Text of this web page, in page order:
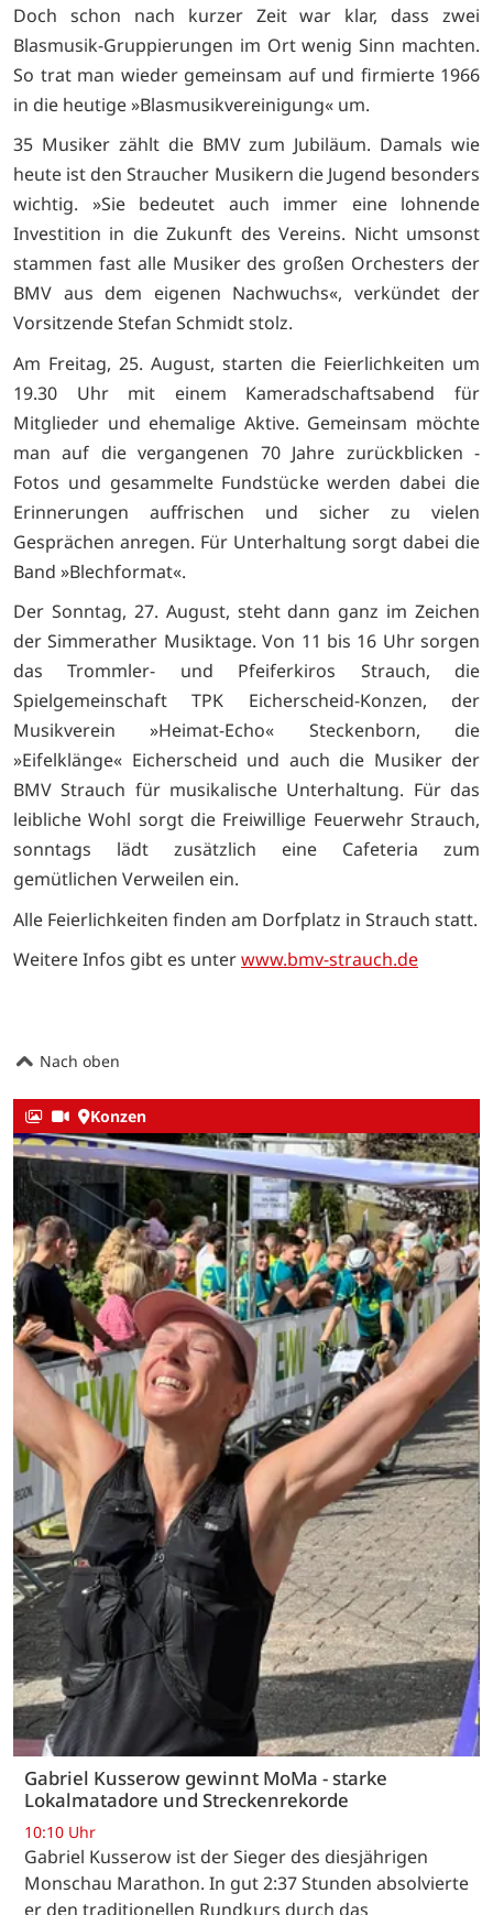
Doch schon nach kurzer Zeit war klar, dass zwei
Blasmusik-Gruppierungen im Ort wenig Sinn machten.
So trat man wieder gemeinsam auf und firmierte 1966
in die heutige »Blasmusikvereinigung« um.
35 Musiker zählt die BMV zum Jubiläum. Damals wie
heute ist den Straucher Musikern die Jugend besonders
wichtig. »Sie bedeutet auch immer eine lohnende
Investition in die Zukunft des Vereins. Nicht umsonst
stammen fast alle Musiker des großen Orchesters der
BMV aus dem eigenen Nachwuchs«, verkündet der
Vorsitzende Stefan Schmidt stolz.
Am Freitag, 25. August, starten die Feierlichkeiten um
19.30 Uhr mit einem Kameradschaftsabend für
Mitglieder und ehemalige Aktive. Gemeinsam möchte
man auf die vergangenen 70 Jahre zurückblicken -
Fotos und gesammelte Fundstücke werden dabei die
Erinnerungen auffrischen und sicher zu vielen
Gesprächen anregen. Für Unterhaltung sorgt dabei die
Band »Blechformat«.
Der Sonntag, 27. August, steht dann ganz im Zeichen
der Simmerather Musiktage. Von 11 bis 16 Uhr sorgen
das Trommler- und Pfeiferkiros Strauch, die
Spielgemeinschaft TPK Eicherscheid-Konzen, der
Musikverein »Heimat-Echo« Steckenborn, die
»Eifelklänge« Eicherscheid und auch die Musiker der
BMV Strauch für musikalische Unterhaltung. Für das
leibliche Wohl sorgt die Freiwillige Feuerwehr Strauch,
sonntags lädt zusätzlich eine Cafeteria zum
gemütlichen Verweilen ein.
Alle Feierlichkeiten finden am Dorfplatz in Strauch statt.
Weitere Infos gibt es unterwww.bmv-strauch.de
Nach oben
Konzen
Gabriel Kusserow gewinnt MoMa - starke
Lokalmatadore und Streckenrekorde
10:10 Uhr
Gabriel Kusserow ist der Sieger des diesjährigen
Monschau Marathon. In gut 2:37 Stunden absolvierte
er den traditionellen Rundkurs durch das